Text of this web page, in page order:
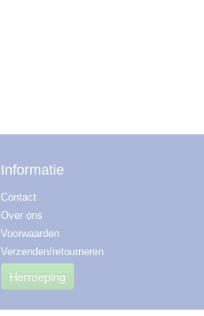
Informatie
Contact
Over ons
Voorwaarden
Verzenden/retourneren
Herroeping